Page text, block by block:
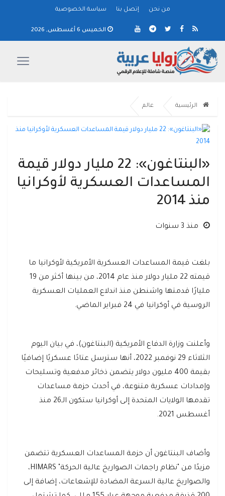
من نحن إتصل بنا سياسة الخصوصية
الخميس 6 أغسطس, 2026
الرئيسية عالم
«البنتاغون»: 22 مليار دولار قيمة
المساعدات العسكرية لأوكرانيا
منذ 2014
منذ 3 سنوات
بلغت قيمة المساعدات العسكرية الأمريكية لأوكرانيا ما
قيمته 22 مليار دولار منذ عام 2014، من بينها أكثر من 19
مليارًا قدمتها واشنطن منذ اندلاع العمليات العسكرية
الروسية في أوكرانيا في 24 فبراير الماضي.
وأعلنت وزارة الدفاع الأمريكية (البنتاغون)، في بيان اليوم
الثلاثاء 29 نوفمبر 2022، أنها سترسل عتادًا عسكريًا إضافيًا
بقيمة 400 مليون دولار يتضمن ذخائر مدفعية وتسليحات
وإمدادات عسكرية متنوعة، في أحدث حزمة مساعدات
تقدمها الولايات المتحدة إلى أوكرانيا ستكون الـ26 منذ
أغسطس 2021.
وأضاف البنتاغون أن حزمة المساعدات العسكرية تتضمن
مزيدًا من "نظام راجمات الصواريخ عالية الحركة" HIMARS،
والصواريخ عالية السرعة المضادة للإشعاعات، إضافة إلى